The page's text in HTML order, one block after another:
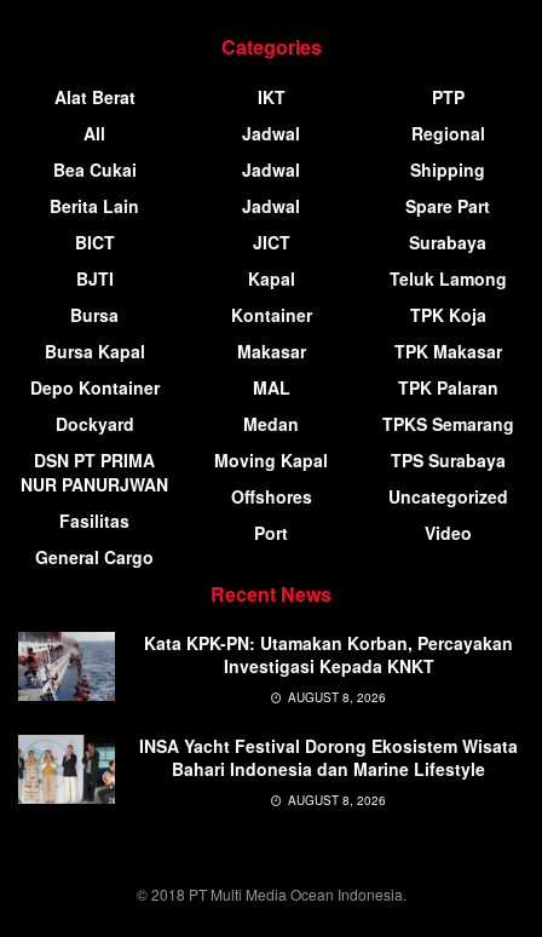
Categories
Alat Berat
All
Bea Cukai
Berita Lain
BICT
BJTI
Bursa
Bursa Kapal
Depo Kontainer
Dockyard
DSN PT PRIMA
NUR PANURJWAN
Fasilitas
General Cargo
IKT
Jadwal
Jadwal
Jadwal
JICT
Kapal
Kontainer
Makasar
MAL
Medan
Moving Kapal
Offshores
Port
PTP
Regional
Shipping
Spare Part
Surabaya
Teluk Lamong
TPK Koja
TPK Makasar
TPK Palaran
TPKS Semarang
TPS Surabaya
Uncategorized
Video
Recent News
Kata KPK-PN: Utamakan Korban, Percayakan
Investigasi Kepada KNKT
AUGUST 8, 2026
INSA Yacht Festival Dorong Ekosistem Wisata
Bahari Indonesia dan Marine Lifestyle
AUGUST 8, 2026
© 2018 PT Multi Media Ocean Indonesia.